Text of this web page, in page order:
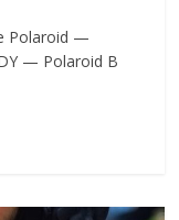
Polaroid —
— Polaroid В